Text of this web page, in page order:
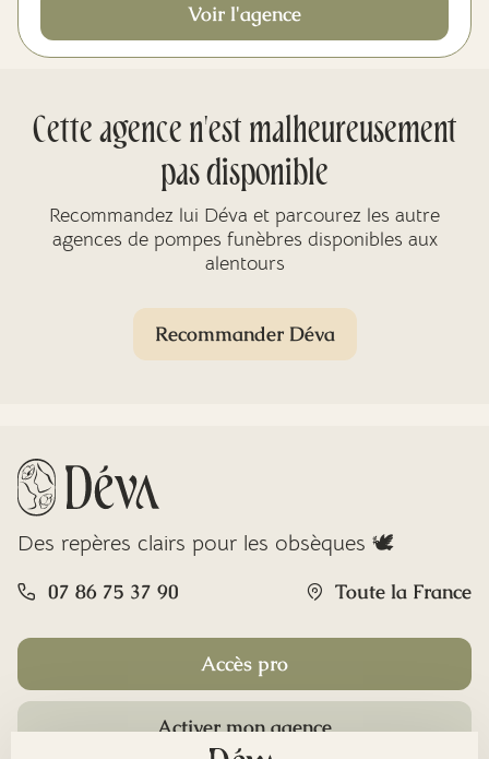
Voir l'agence
Cette agence n'est malheureusement
pas disponible
Recommandez lui Déva et parcourez les autre
agences de pompes funèbres disponibles aux
alentours
Recommander Déva
Des repères clairs pour les obsèques 🕊️
07 86 75 37 90 Toute la France
Accès pro
Activer mon agence